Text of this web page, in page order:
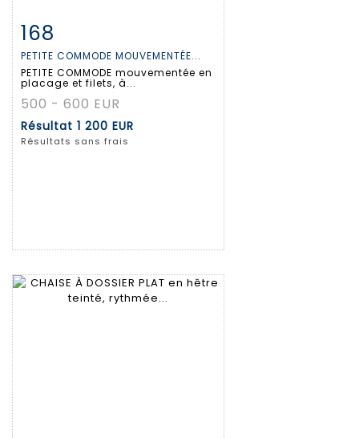
Fiche détaillée
168
PETITE COMMODE MOUVEMENTÉE...
PETITE COMMODE mouvementée en
placage et filets, à...
500 - 600 EUR
Résultat 1 200 EUR
Résultats sans frais